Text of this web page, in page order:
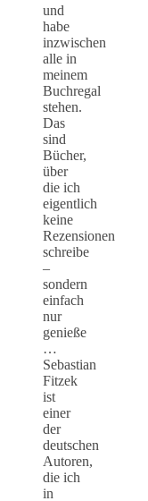
und
habe
inzwischen
alle in
meinem
Buchregal
stehen.
Das
sind
Bücher,
über
die ich
eigentlich
keine
Rezensionen
schreibe
–
sondern
einfach
nur
genieße
…
Sebastian
Fitzek
ist
einer
der
deutschen
Autoren,
die ich
in